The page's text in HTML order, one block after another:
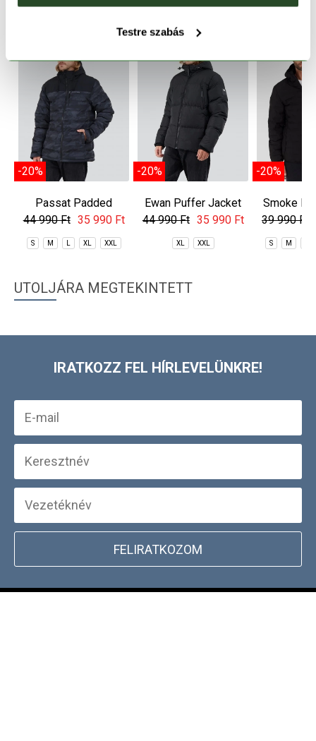
Testre szabás
-20%
Passat Padded
Jacket
44 990 Ft 35 990 Ft
S M XL XXL
-20%
Ewan Puffer Jacket
44 990 Ft 35 990 Ft
XL XXL
-20%
Smoke
39 990 Ft
S M
UTOLJÁRA MEGTEKINTETT
IRATKOZZ FEL HÍRLEVELÜNKRE!
FELIRATKOZOM